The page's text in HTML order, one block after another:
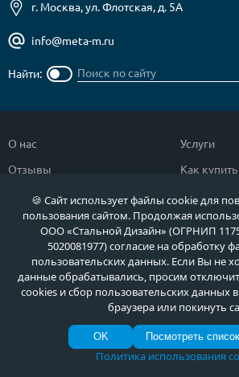
г. Москва, ул. Флотская, д. 5А
info@meta-m.ru
Найти:
О нас
Отзывы
Полезное
Новости
Контакты
Услуги
Как купить
Документы
Фото
Гарантии и
Каталог дверей
Популярные двери
Двери в
Парадные
Двери в
🍪 Сайт использует файлы cookie для
пользования сайтом. Продолжая
ООО «Стальной Дизайн» (ОГРНИП
5020081977) согласие на обработку
пользовательских данных. Если Вы не
данные обрабатывались, просим
cookies и сбор пользовательских данных
браузера или покинуть
OK Посмотреть
Политика использования